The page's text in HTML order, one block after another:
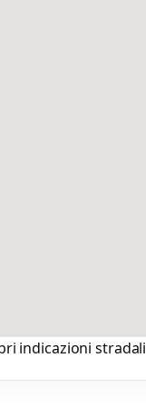
indicazioni stradali